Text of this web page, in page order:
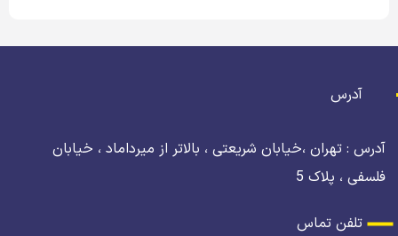
آدرس
آدرس : تهران ،خیابان شریعتی ، بالاتر از میرداماد ، خیابان
فلسفی ، پلاک 5
تلفن تماس